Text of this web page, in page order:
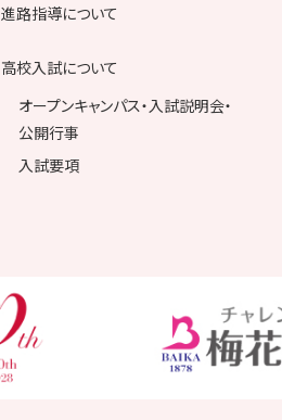
進路指導について
高校入試について
オープンキャンパス・入試説明会・
公開行事
入試要項